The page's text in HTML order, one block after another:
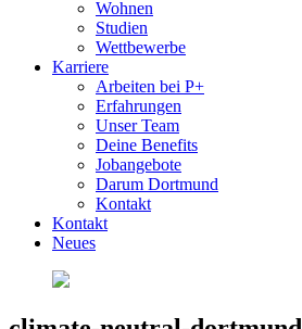
Wohnen
Studien
Wettbewerbe
Karriere
Arbeiten bei P+
Erfahrungen
Unser Team
Deine Benefits
Jobangebote
Darum Dortmund
Kontakt
Kontakt
Neues